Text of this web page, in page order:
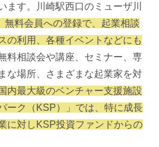
ます。川崎駅西口のミューザ川
無料会員への登録で、起業相談
の利用、各種イベントなどにも
料相談会や講座、セミナー、専
な場所、さまざまな起業家を対
内最大級のベンチャー支援施設
ーク（KSP）」では、特に成長
に対しKSP投資ファンドからの